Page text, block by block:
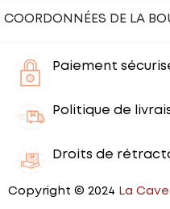
COORDONNÉES DE LA
Paiement
Politique de
Droits de
Copyright © 2024 La